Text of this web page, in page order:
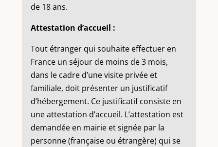
de 18 ans.
Attestation d’accueil :
Tout étranger qui souhaite effectuer en
France un séjour de moins de 3 mois,
dans le cadre d’une visite privée et
familiale, doit présenter un justificatif
d’hébergement. Ce justificatif consiste en
une attestation d’accueil. L’attestation est
demandée en mairie et signée par la
personne (française ou étrangère) qui se